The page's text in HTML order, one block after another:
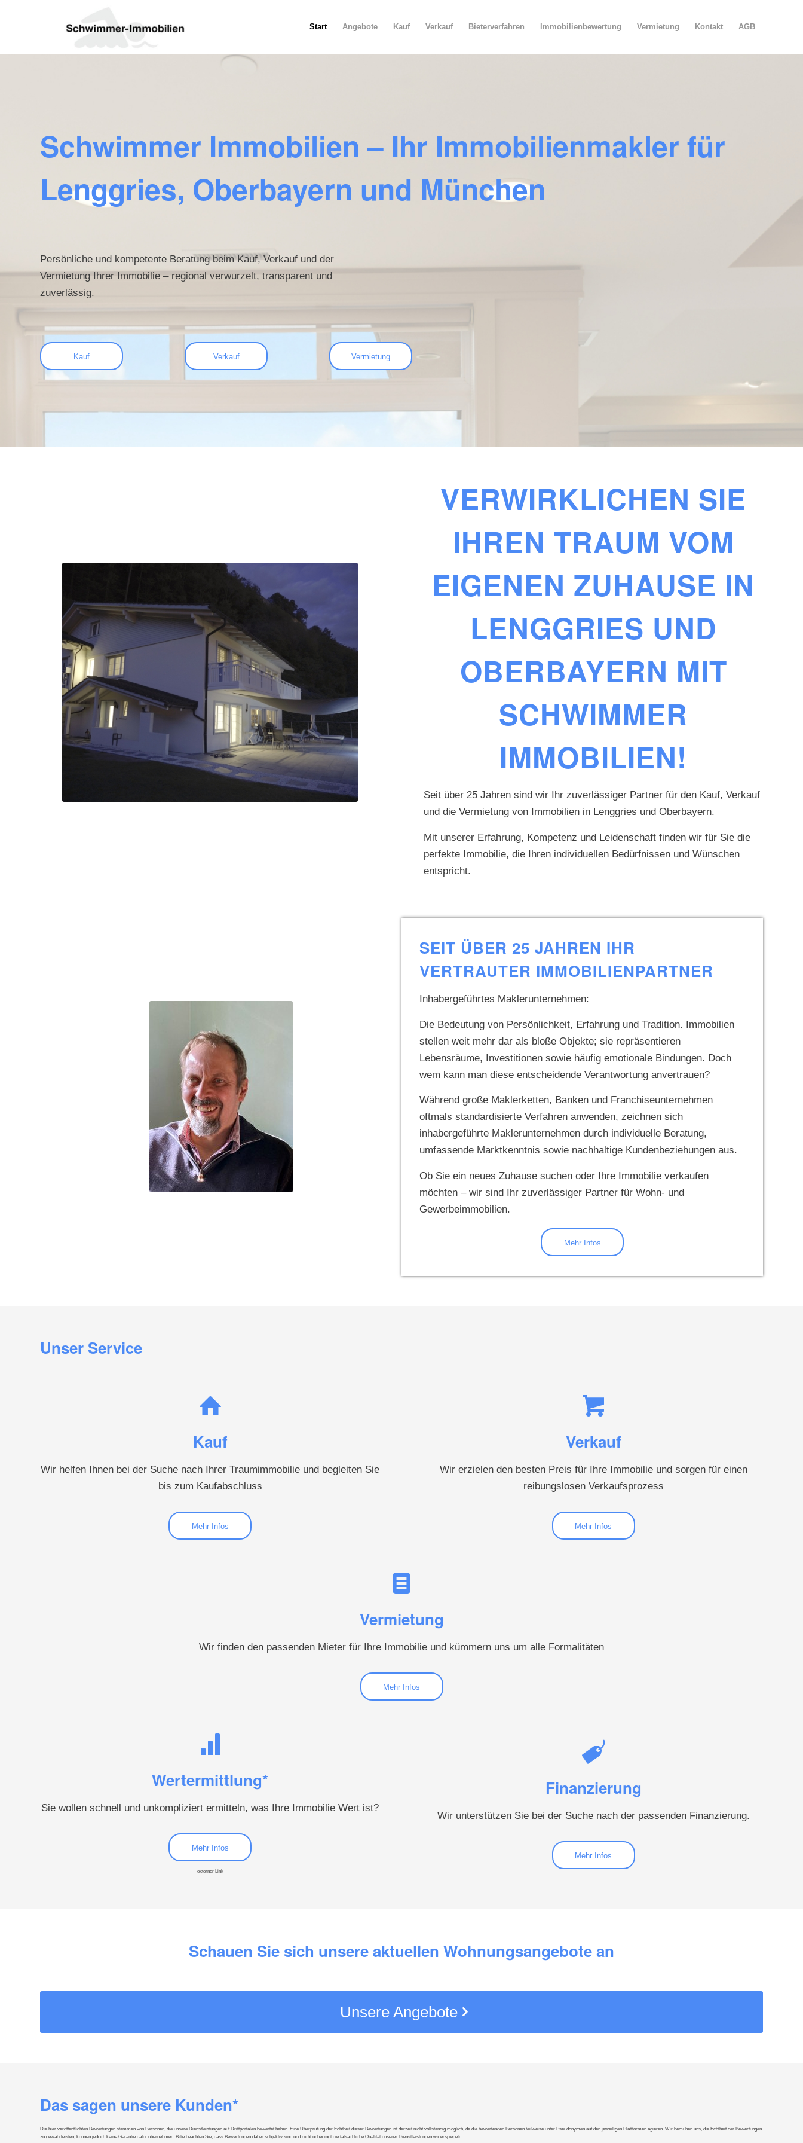
Start Angebote Kauf Verkauf Bieterverfahren Immobilienbewertung Vermietung Kontakt AGB
Schwimmer Immobilien – Ihr Immobilienmakler für
Lenggries, Oberbayern und München
Persönliche und kompetente Beratung beim Kauf, Verkauf und der
Vermietung Ihrer Immobilie – regional verwurzelt, transparent und
zuverlässig.
Kauf Verkauf Vermietung
VERWIRKLICHEN SIE
IHREN TRAUM VOM
EIGENEN ZUHAUSE IN
LENGGRIES UND
OBERBAYERN MIT
SCHWIMMER
IMMOBILIEN!
Seit über 25 Jahren sind wir Ihr zuverlässiger Partner für den Kauf, Verkauf
und die Vermietung von Immobilien in Lenggries und Oberbayern.
Mit unserer Erfahrung, Kompetenz und Leidenschaft finden wir für Sie die
perfekte Immobilie, die Ihren individuellen Bedürfnissen und Wünschen
entspricht.
SEIT ÜBER 25 JAHREN IHR
VERTRAUTER IMMOBILIENPARTNER
Inhabergeführtes Maklerunternehmen:
Die Bedeutung von Persönlichkeit, Erfahrung und Tradition. Immobilien
stellen weit mehr dar als bloße Objekte; sie repräsentieren
Lebensräume, Investitionen sowie häufig emotionale Bindungen. Doch
wem kann man diese entscheidende Verantwortung anvertrauen?
Während große Maklerketten, Banken und Franchiseunternehmen
oftmals standardisierte Verfahren anwenden, zeichnen sich
inhabergeführte Maklerunternehmen durch individuelle Beratung,
umfassende Marktkenntnis sowie nachhaltige Kundenbeziehungen aus.
Ob Sie ein neues Zuhause suchen oder Ihre Immobilie verkaufen
möchten – wir sind Ihr zuverlässiger Partner für Wohn- und
Gewerbeimmobilien.
Mehr Infos
Unser Service
Kauf
Wir helfen Ihnen bei der Suche nach Ihrer Traumimmobilie und begleiten Sie
bis zum Kaufabschluss
Mehr Infos
Verkauf
Wir erzielen den besten Preis für Ihre Immobilie und sorgen für einen
reibungslosen Verkaufsprozess
Mehr Infos
Vermietung
Wir finden den passenden Mieter für Ihre Immobilie und kümmern uns um alle Formalitäten
Mehr Infos
Wertermittlung*
Sie wollen schnell und unkompliziert ermitteln, was Ihre Immobilie Wert ist?
Mehr Infos
externer Link
Finanzierung
Wir unterstützen Sie bei der Suche nach der passenden Finanzierung.
Mehr Infos
Schauen Sie sich unsere aktuellen Wohnungsangebote an
Unsere Angebote
Das sagen unsere Kunden*
Die hier veröffentlichten Bewertungen stammen von Personen, die unsere Dienstleistungen auf Drittportalen bewertet haben. Eine Überprüfung der Echtheit dieser Bewertungen ist derzeit nicht vollständig möglich, da die bewertenden Personen teilweise unter Pseudonymen auf den jeweiligen Plattformen agieren. Wir bemühen uns, die Echtheit der Bewertungen
zu gewährleisten, können jedoch keine Garantie dafür übernehmen. Bitte beachten Sie, dass Bewertungen daher subjektiv sind und nicht unbedingt die tatsächliche Qualität unserer Dienstleistungen widerspiegeln.